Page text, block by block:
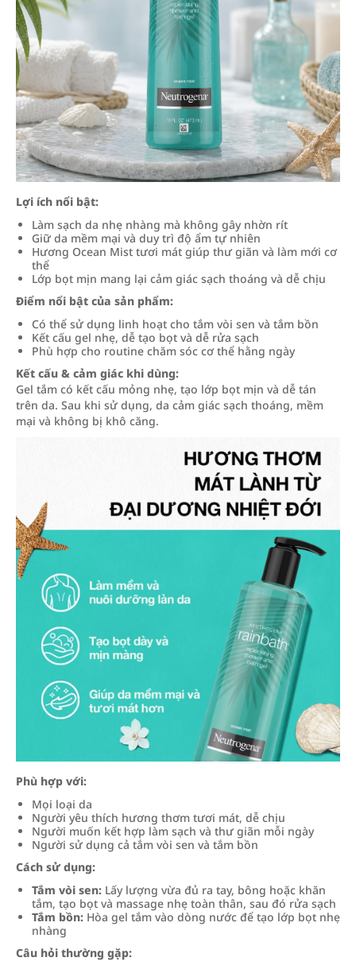
Lợi ích nổi bật:
Làm sạch da nhẹ nhàng mà không gây nhờn rít
Giữ da mềm mại và duy trì độ ẩm tự nhiên
Hương Ocean Mist tươi mát giúp thư giãn và làm mới cơ
thể
Lớp bọt mịn mang lại cảm giác sạch thoáng và dễ chịu
Điểm nổi bật của sản phẩm:
Có thể sử dụng linh hoạt cho tắm vòi sen và tắm bồn
Kết cấu gel nhẹ, dễ tạo bọt và dễ rửa sạch
Phù hợp cho routine chăm sóc cơ thể hằng ngày
Kết cấu & cảm giác khi dùng:
Gel tắm có kết cấu mỏng nhẹ, tạo lớp bọt mịn và dễ tán
trên da. Sau khi sử dụng, da cảm giác sạch thoáng, mềm
mại và không bị khô căng.
Phù hợp với:
Mọi loại da
Người yêu thích hương thơm tươi mát, dễ chịu
Người muốn kết hợp làm sạch và thư giãn mỗi ngày
Người sử dụng cả tắm vòi sen và tắm bồn
Cách sử dụng:
Tắm vòi sen: Lấy lượng vừa đủ ra tay, bông hoặc khăn
tắm, tạo bọt và massage nhẹ toàn thân, sau đó rửa sạch
Tắm bồn: Hòa gel tắm vào dòng nước để tạo lớp bọt nhẹ
nhàng
Câu hỏi thường gặp: